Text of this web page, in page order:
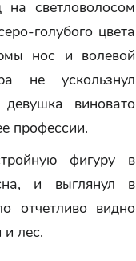
светловолосом
голубого цвета
нос и волевой
не ускользнул
виновато
профессии.
фигуру в
и выглянул в
отчетливо видно
лес.